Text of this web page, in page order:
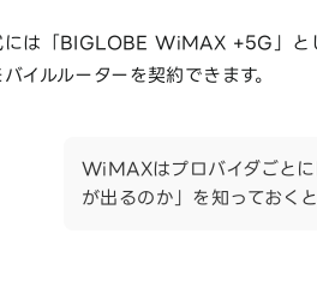
には「BIGLOBE WiMAX +5G」と
イルルーターを契約できます。
WiMAXはプロバイダごと
が出るのか」を知っておく